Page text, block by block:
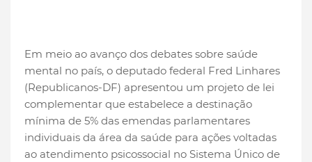
Em meio ao avanço dos debates sobre saúde
mental no país, o deputado federal Fred Linhares
(Republicanos-DF) apresentou um projeto de lei
complementar que estabelece a destinação
mínima de 5% das emendas parlamentares
individuais da área da saúde para ações voltadas
ao atendimento psicossocial no Sistema Único de